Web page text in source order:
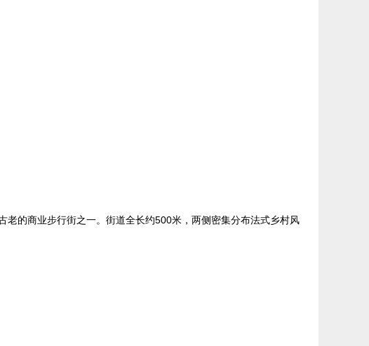
的商业步行街之一。街道全长约500米，两侧密集分布法式乡村风